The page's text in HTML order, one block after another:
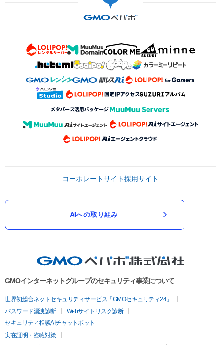
コーポレートサイト採用サイト
AIへの取り組み
GMOインターネットグループのセキュリティ事業について
世界初総合ネットセキュリティサービス「GMOセキュリティ24」
パスワード漏洩診断
Webサイトリスク診断
セキュリティ相談AIチャットボット
実在証明・盗聴対策